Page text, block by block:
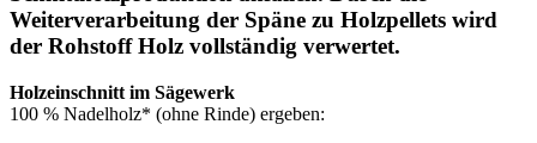
Weiterverarbeitung der Späne zu Holzpellets wird
der Rohstoff Holz vollständig verwertet.
Holzeinschnitt im Sägewerk
100 % Nadelholz* (ohne Rinde) ergeben: